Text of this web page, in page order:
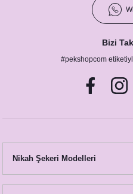
Safari Konsept Künye Magnet Hediyelik
Bizi
#pekshopcom
Nikah Şekeri Modelleri